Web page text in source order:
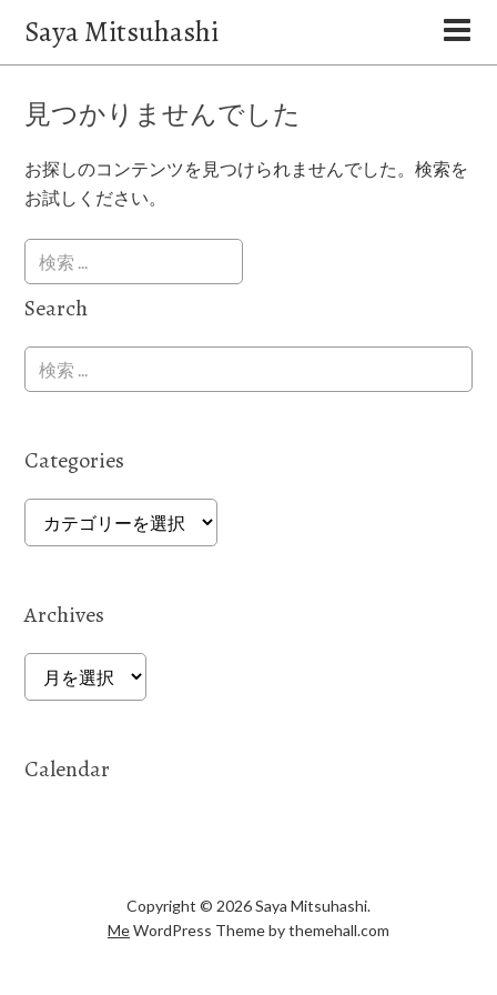
Saya Mitsuhashi
見つかりませんでした
お探しのコンテンツを見つけられませんでした。検索を
お試しください。
Search
Categories
Categories
Archives
Archives
Calendar
Copyright © 2026 Saya Mitsuhashi.
MeWordPress Theme by themehall.com